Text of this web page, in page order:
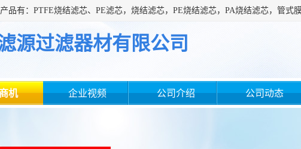
源过滤器材有限公司
机 企业视频 公司介绍 公司动态